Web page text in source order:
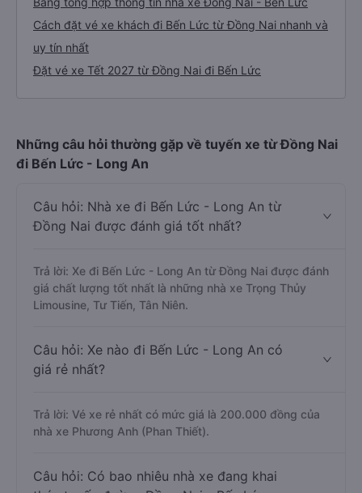
Cách đặt vé xe khách đi Bến Lức từ Đồng Nai nhanh và
uy tín nhất
Đặt vé xe Tết 2027 từ Đồng Nai đi Bến Lức
Những câu hỏi thường gặp về tuyến xe từ Đồng Nai
đi Bến Lức - Long An
Câu hỏi: Nhà xe đi Bến Lức - Long An từ
Đồng Nai được đánh giá tốt nhất?
Trả lời: Xe đi Bến Lức - Long An từ Đồng Nai được đánh
giá chất lượng tốt nhất là những nhà xe Trọng Thủy
Limousine, Tư Tiến, Tân Niên.
Câu hỏi: Xe nào đi Bến Lức - Long An có
giá rẻ nhất?
Trả lời: Vé xe rẻ nhất có mức giá là 200.000 đồng của
nhà xe Phương Anh (Phan Thiết).
Câu hỏi: Có bao nhiêu nhà xe đang khai